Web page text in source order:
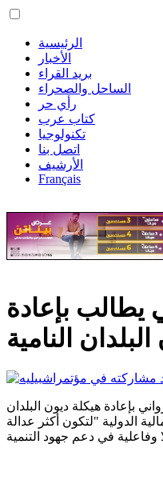
الرئيسية
الأخبار
بريد القراء
الساحل والصحراء
رأي حر
كتاب عرب
تكنولوجيا
اتصل بنا
الأرشيف
Français
النامية
بإعادة هيكلة ديون البلدان
الدولية "لتكون أكثر عدالة